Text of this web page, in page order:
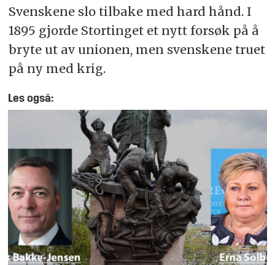
Svenskene slo tilbake med hard hånd. I
1895 gjorde Stortinget et nytt forsøk på å
bryte ut av unionen, men svenskene truet
på ny med krig.
Les også: